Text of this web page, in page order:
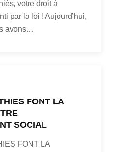
votre droit à
par la loi ! Aujourd’hui,
avons…
FONT LA
SOCIAL
FONT LA